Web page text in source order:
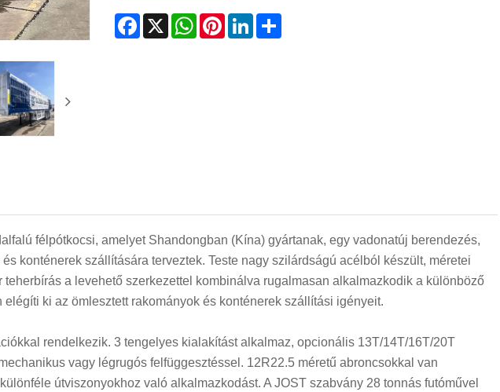
Facebook
X WhatsApp
PinterestLinkedInShare
félpótkocsi, amelyet Shandongban (Kína) gyártanak, egy vadonatúj berendezés,
konténerek szállítására terveztek. Teste nagy szilárdságú acélból készült, méretei
a levehető szerkezettel kombinálva rugalmasan alkalmazkodik a különböző
ki az ömlesztett rakományok és konténerek szállítási igényeit.
rendelkezik. 3 tengelyes kialakítást alkalmaz, opcionális 13T/14T/16T/20T
vagy légrugós felfüggesztéssel. 12R22.5 méretű abroncsokkal van
útviszonyokhoz való alkalmazkodást. A JOST szabvány 28 tonnás futóművel